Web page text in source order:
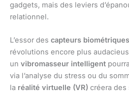
gadgets, mais des leviers
relationnel.
L’essor des capteurs biométriques
révolutions encore plus
un vibromasseur intelligent
via l’analyse du stress ou du
la réalité virtuelle (VR) créera des